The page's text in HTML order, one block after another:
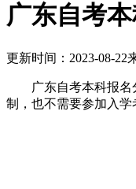
广东自考
更新时间：2023-08-22
广东自考本科报名分
制，也不需要参加入学